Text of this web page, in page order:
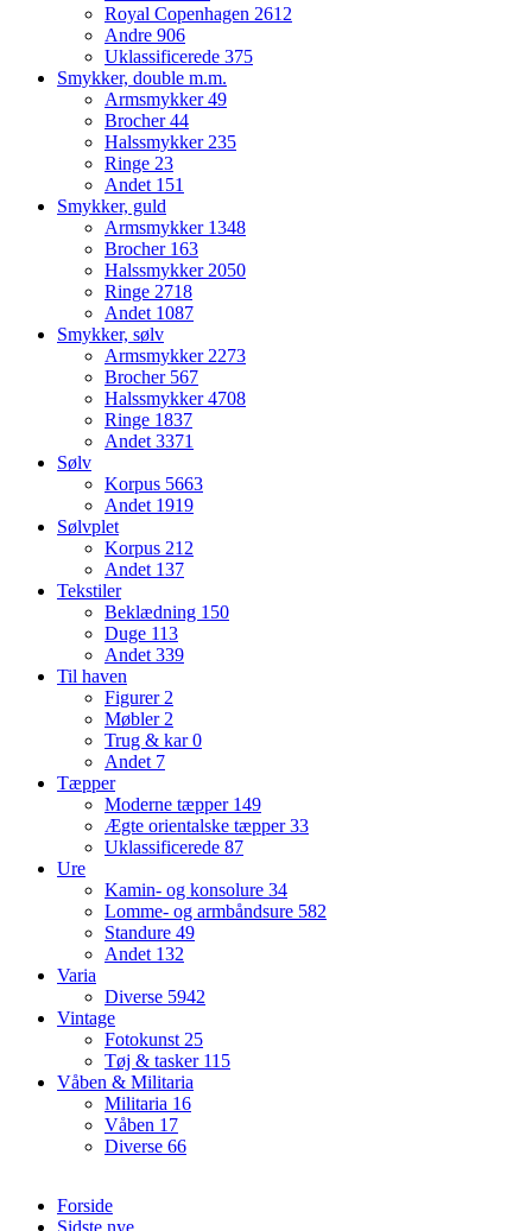
Royal Copenhagen 2612
Andre 906
Uklassificerede 375
Smykker, double m.m.
Armsmykker49
Brocher44
Halssmykker235
Ringe 23
Andet 151
Smykker, guld
Armsmykker 1348
Brocher 163
Halssmykker2050
Ringe 2718
Andet 1087
Smykker, sølv
Armsmykker2273
Brocher 567
Halssmykker4708
Ringe 1837
Andet3371
Sølv
Korpus 5663
Andet 1919
Sølvplet
Korpus 212
Andet 137
Tekstiler
Beklædning 150
Duge 113
Andet339
Til haven
Figurer2
Møbler2
Trug & kar0
Andet 7
Tæpper
Moderne tæpper 149
Ægte orientalske tæpper33
Uklassificerede 87
Ure
Kamin- og konsolure 34
Lomme- og armbåndsure 582
Standure 49
Andet 132
Varia
Diverse 5942
Vintage
Fotokunst25
Tøj & tasker 115
Våben & Militaria
Militaria 16
Våben 17
Diverse 66
Forside